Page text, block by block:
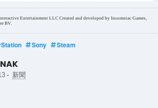
Entertainment LLC Created and developed by Insomniac Games,
BV.
Sony Steam
- 新聞